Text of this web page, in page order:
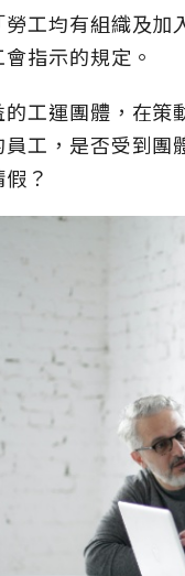
勞工均有組織及
指示的規定。
工運團體，在
工，是否受到
？